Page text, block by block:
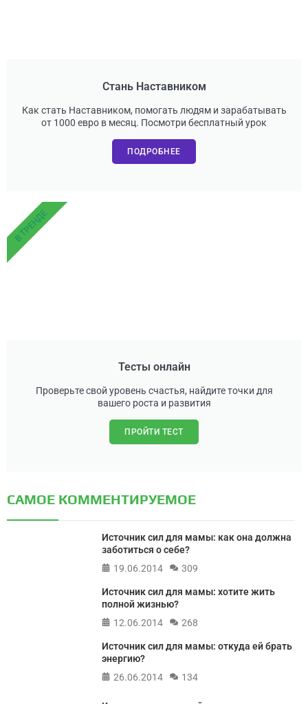
Стань Наставником
Как стать Наставником, помогать людям и зарабатывать
от 1000 евро в месяц. Посмотри бесплатный урок
ПОДРОБНЕЕ
Тесты онлайн
Проверьте свой уровень счастья, найдите точки для
вашего роста и развития
ПРОЙТИ ТЕСТ
В ТРЕНДЕ
САМОЕ КОММЕНТИРУЕМОЕ
Источник сил для мамы: как она должна
заботиться о себе?
19.06.2014
309
Источник сил для мамы: хотите жить
полной жизнью?
12.06.2014
268
Источник сил для мамы: откуда ей брать
энергию?
26.06.2014
134